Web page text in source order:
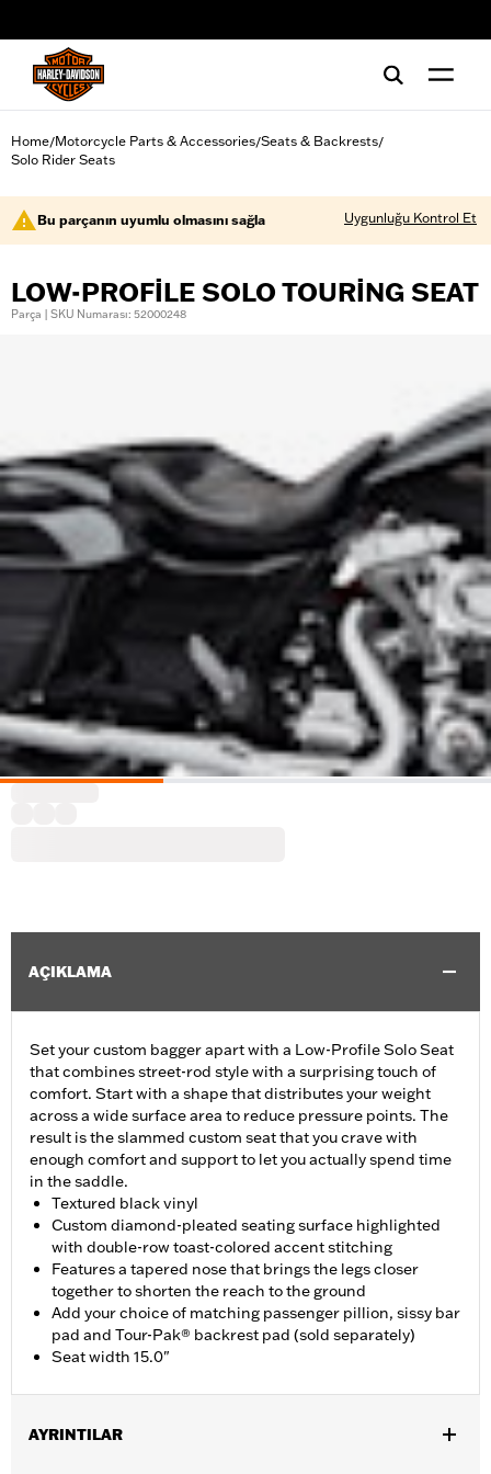
Home/Motorcycle Parts & Accessories/Seats & Backrests/
Solo Rider Seats
Bu parçanın uyumlu olmasını sağla Uygunluğu Kontrol Et
LOW-PROFILE SOLO TOURING SEAT
Parça | SKU Numarası: 52000248
AÇIKLAMA
Set your custom bagger apart with a Low-Profile Solo Seat
that combines street-rod style with a surprising touch of
comfort. Start with a shape that distributes your weight
across a wide surface area to reduce pressure points. The
result is the slammed custom seat that you crave with
enough comfort and support to let you actually spend time
in the saddle.
Textured black vinyl
Custom diamond-pleated seating surface highlighted
with double-row toast-colored accent stitching
Features a tapered nose that brings the legs closer
together to shorten the reach to the ground
Add your choice of matching passenger pillion, sissy bar
pad and Tour-Pak® backrest pad (sold separately)
Seat width 15.0"
AYRINTILAR